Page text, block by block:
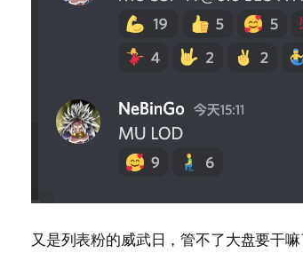
又是列表粉的威武日，管不了大盘要干